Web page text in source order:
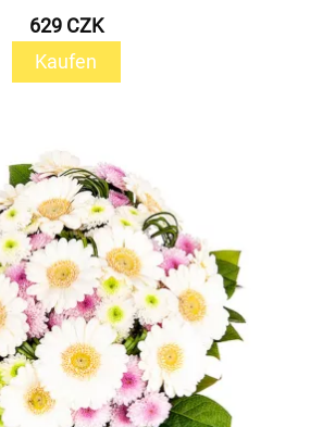
629 CZK
Kaufen